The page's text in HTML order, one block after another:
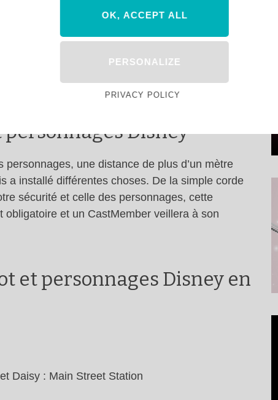
Disney
une distance de plus d’un mètre
a installé différentes choses. De la simple corde
sécurité et celle des personnages, cette
et un CastMember veillera à son
et personnages Disney en
Daisy : Main Street Station
OK, ACCEPT ALL
PERSONALIZE
PRIVACY POLICY